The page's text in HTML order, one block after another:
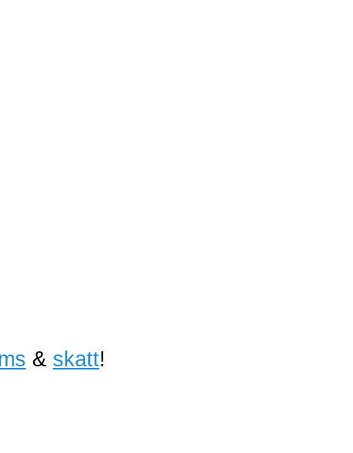
& skatt!